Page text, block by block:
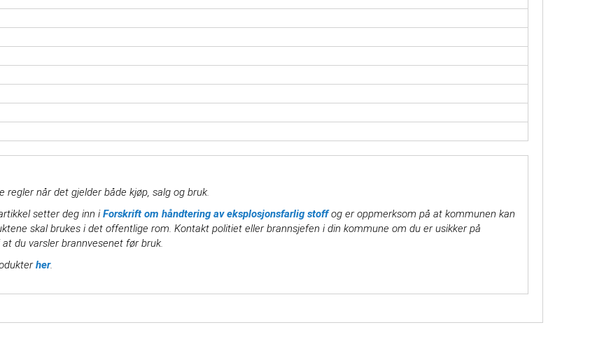
når det gjelder både kjøp, salg og bruk.
setter deg inn iForskrift om håndtering av eksplosjonsfarlig stoffog er oppmerksom på at kommunen kan
skal brukes i det offentlige rom. Kontakt politiet eller brannsjefen i din kommune om du er usikker på
du varsler brannvesenet før bruk.
her.